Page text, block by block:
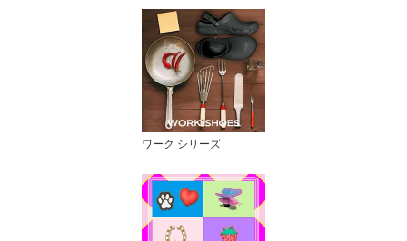
ワーク シリーズ